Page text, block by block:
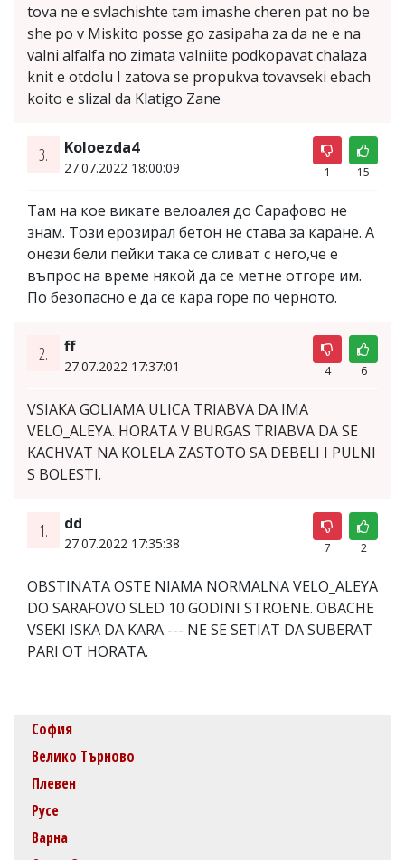
tova ne e svlachishte tam imashe cheren pat no be
she po v Miskito posse go zasipaha za da ne e na
valni alfalfa no zimata valniite podkopavat chalaza
knit e otdolu I zatova se propukva tovavseki ebach
koito e slizal da Klatigo Zane
3. Koloezda4
27.07.2022 18:00:09 1 15
Там на кое викате велоалея до Сарафово не
знам. Този ерозирал бетон не става за каране. А
онези бели пейки така се сливат с него,че е
въпрос на време някой да се метне отгоре им.
По безопасно е да се кара горе по черното.
2. ff
27.07.2022 17:37:01 4 6
VSIAKA GOLIAMA ULICA TRIABVA DA IMA
VELO_ALEYA. HORATA V BURGAS TRIABVA DA SE
KACHVAT NA KOLELA ZASTOTO SA DEBELI I PULNI
S BOLESTI.
1. dd
27.07.2022 17:35:38 7 2
OBSTINATA OSTE NIAMA NORMALNA VELO_ALEYA
DO SARAFOVO SLED 10 GODINI STROENE. OBACHE
VSEKI ISKA DA KARA --- NE SE SETIAT DA SUBERAT
PARI OT HORATA.
София
Велико Търново
Плевен
Русе
Варна